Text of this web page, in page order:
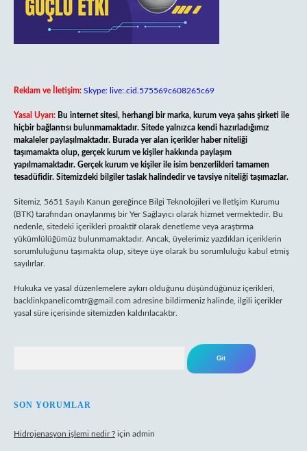
Reklam ve İletişim: Skype: live:.cid.575569c608265c69
Yasal Uyarı: Bu internet sitesi, herhangi bir marka, kurum veya şahıs şirketi ile
hiçbir bağlantısı bulunmamaktadır. Sitede yalnızca kendi hazırladığımız
makaleler paylaşılmaktadır. Burada yer alan içerikler haber niteliği
taşımamakta olup, gerçek kurum ve kişiler hakkında paylaşım
yapılmamaktadır. Gerçek kurum ve kişiler ile isim benzerlikleri tamamen
tesadüfidir. Sitemizdeki bilgiler taslak halindedir ve tavsiye niteliği taşımazlar.
Sitemiz, 5651 Sayılı Kanun gereğince Bilgi Teknolojileri ve İletişim Kurumu
(BTK) tarafından onaylanmış bir Yer Sağlayıcı olarak hizmet vermektedir. Bu
nedenle, sitedeki içerikleri proaktif olarak denetleme veya araştırma
yükümlülüğümüz bulunmamaktadır. Ancak, üyelerimiz yazdıkları içeriklerin
sorumluluğunu taşımakta olup, siteye üye olarak bu sorumluluğu kabul etmiş
sayılırlar.
Hukuka ve yasal düzenlemelere aykırı olduğunu düşündüğünüz içerikleri,
backlinkpanelicomtr@gmail.com adresine bildirmeniz halinde, ilgili içerikler
yasal süre içerisinde sitemizden kaldırılacaktır.
SON YORUMLAR
Hidrojenasyon işlemi nedir ? için admin